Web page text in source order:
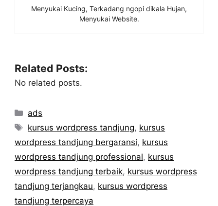
Menyukai Kucing, Terkadang ngopi dikala Hujan,
Menyukai Website.
Related Posts:
No related posts.
Categories
ads
Tags
kursus wordpress tandjung, kursus
wordpress tandjung bergaransi, kursus
wordpress tandjung professional, kursus
wordpress tandjung terbaik, kursus wordpress
tandjung terjangkau, kursus wordpress
tandjung terpercaya